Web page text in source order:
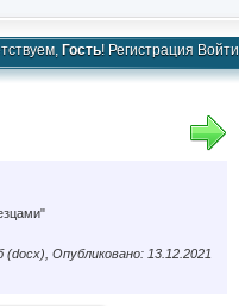
Гость! Регистрация Войти
(docx), Опубликовано: 13.12.2021